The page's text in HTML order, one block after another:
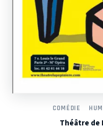
COMÉDIE
Théâtre de